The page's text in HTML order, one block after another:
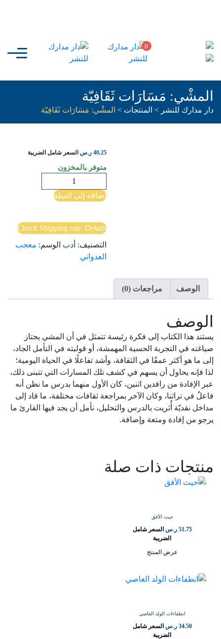
0
المشْي: مَسَارَات ثَقَافِيّة
دار مدارك للنشر > المنتجات > المشْي: مَسَارَات ثَقَافِيّة
40.25 ر.س السعر شامل الضريبة
متوفر بالمخزون
المشْي:
مَسَارَات
إضافة إلى السلة
Check Shipping rate. Details
التصنيف: أدب الوسم: معجب
العدواني
الوصف مراجعات (0)
الوصف
يستند هذا الكتاب إلى فكرة رئيسة تتمثل في أن المشي يجتاز
صياغته في التجربة الحسية المهمشة، أو قولبته في التأمل الجاد،
إلى ما هو أكثر عمقًا في الثقافة، وأشد تفاعلًا في الحياة اليومية؛
لذا فإنه يحاول أن يسهم في كشف تلك المسارات التي تتبنى ذلك،
عبر الإفادة من رافدين اثنين، كان الأول منهما بدرس ما نظن أنه
فاعلٌ في تراثنا، وكان الآخر بمراجعة ثقافات مختلفة، ما قاد إلى
مداخل نقديّة أُثريت بالدرس والتحليل، نأمل أن يجد فيها القارئ ما
يرجو من إفادة ومتعة وإضافة.
منتجات ذات صلة
حيث الأفق
51.75 ر.س السعر شامل
الضريبة
عرض المنتج
انطفاءات الولد العاصي
34.50 ر.س السعر شامل
الضريبة